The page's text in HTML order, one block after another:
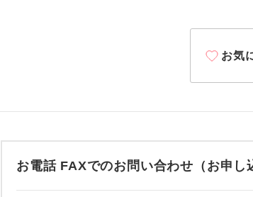
お気
お電話 FAXでのお問い合わせ（お申し
1名様1室同代金
ご夫婦限定
航空会社指定